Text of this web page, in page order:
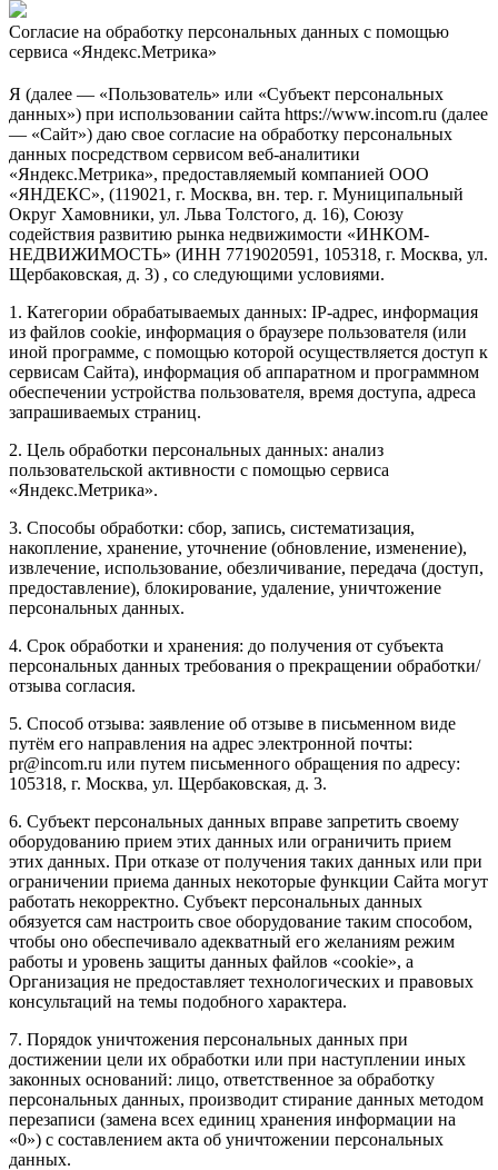
Согласие на обработку персональных данных с помощью
сервиса «Яндекс.Метрика»
Я (далее — «Пользователь» или «Субъект персональных
данных») при использовании сайта https://www.incom.ru (далее
— «Сайт») даю свое согласие на обработку персональных
данных посредством сервисом веб-аналитики
«Яндекс.Метрика», предоставляемый компанией ООО
«ЯНДЕКС», (119021, г. Москва, вн. тер. г. Муниципальный
Округ Хамовники, ул. Льва Толстого, д. 16), Союзу
содействия развитию рынка недвижимости «ИНКОМ-
НЕДВИЖИМОСТЬ» (ИНН 7719020591, 105318, г. Москва, ул.
Щербаковская, д. 3) , со следующими условиями.
1. Категории обрабатываемых данных: IP-адрес, информация
из файлов cookie, информация о браузере пользователя (или
иной программе, с помощью которой осуществляется доступ к
сервисам Сайта), информация об аппаратном и программном
обеспечении устройства пользователя, время доступа, адреса
запрашиваемых страниц.
2. Цель обработки персональных данных: анализ
пользовательской активности с помощью сервиса
«Яндекс.Метрика».
3. Способы обработки: сбор, запись, систематизация,
накопление, хранение, уточнение (обновление, изменение),
извлечение, использование, обезличивание, передача (доступ,
предоставление), блокирование, удаление, уничтожение
персональных данных.
4. Срок обработки и хранения: до получения от субъекта
персональных данных требования о прекращении обработки/
отзыва согласия.
5. Способ отзыва: заявление об отзыве в письменном виде
путём его направления на адрес электронной почты:
pr@incom.ru или путем письменного обращения по адресу:
105318, г. Москва, ул. Щербаковская, д. 3.
6. Субъект персональных данных вправе запретить своему
оборудованию прием этих данных или ограничить прием
этих данных. При отказе от получения таких данных или при
ограничении приема данных некоторые функции Сайта могут
работать некорректно. Субъект персональных данных
обязуется сам настроить свое оборудование таким способом,
чтобы оно обеспечивало адекватный его желаниям режим
работы и уровень защиты данных файлов «cookie», а
Организация не предоставляет технологических и правовых
консультаций на темы подобного характера.
7. Порядок уничтожения персональных данных при
достижении цели их обработки или при наступлении иных
законных оснований: лицо, ответственное за обработку
персональных данных, производит стирание данных методом
перезаписи (замена всех единиц хранения информации на
«0») с составлением акта об уничтожении персональных
данных.